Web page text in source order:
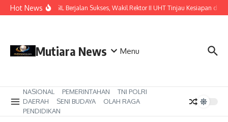
Lewati ke konten
Hot NewsPastikan ISIL Berjalan Sukses, Wakil Rektor II UHT Tinjau Kesiapan di
Mutiara News Menu
NASIONAL PEMERINTAHAN
TNI POLRI
DAERAH
SENI BUDAYA
OLAH RAGA
PENDIDIKAN